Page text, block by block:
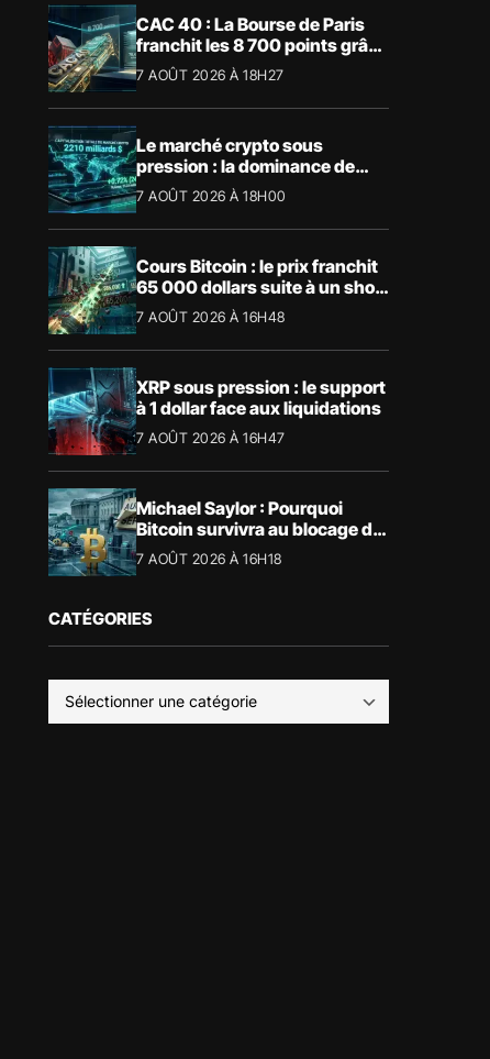
CAC 40 : La Bourse de Paris
franchit les 8 700 points grâce
à la tech
7 AOÛT 2026 À 18H27
Le marché crypto sous
pression : la dominance de
Bitcoin aspire la liquidité
7 AOÛT 2026 À 18H00
Cours Bitcoin : le prix franchit
65 000 dollars suite à un short
squeeze massif
7 AOÛT 2026 À 16H48
XRP sous pression : le support
à 1 dollar face aux liquidations
7 AOÛT 2026 À 16H47
Michael Saylor : Pourquoi
Bitcoin survivra au blocage du
CLARITY Act
7 AOÛT 2026 À 16H18
CATÉGORIES